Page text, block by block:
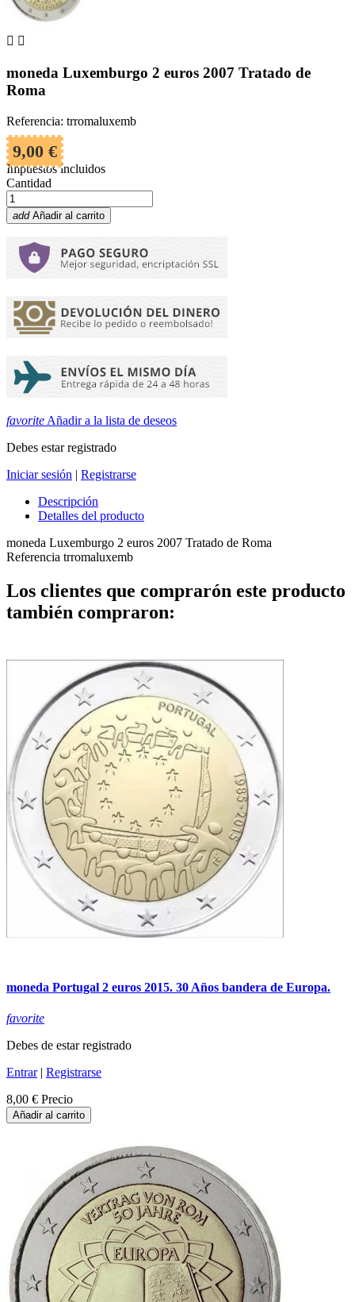
 
moneda Luxemburgo 2 euros 2007 Tratado de
Roma
Referencia: trromaluxemb
9,00 €
Impuestos incluidos
Cantidad
add Añadir al carrito
favorite Añadir a la lista de deseos
Debes estar registrado
Iniciar sesión | Registrarse
Descripción
Detalles del producto
moneda Luxemburgo 2 euros 2007 Tratado de Roma
Referencia trromaluxemb
Los clientes que comprarón este producto
también compraron:
moneda Portugal 2 euros 2015. 30 Años bandera de Europa.
favorite
Debes de estar registrado
Entrar| Registrarse
8,00 € Precio
Añadir al carrito